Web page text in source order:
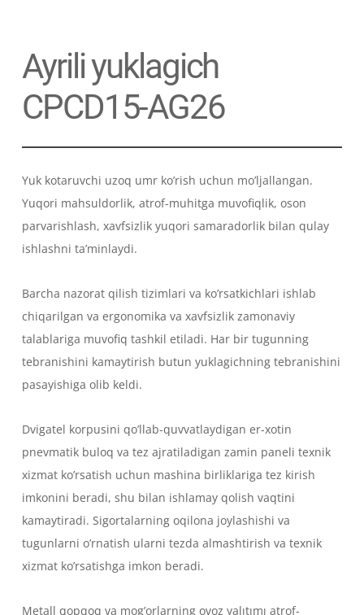
Ayrili yuklagich
CPCD15-AG26
Yuk kotaruvchi uzoq umr ko’rish uchun mo’ljallangan.
Yuqori mahsuldorlik, atrof-muhitga muvofiqlik, oson
parvarishlash, xavfsizlik yuqori samaradorlik bilan qulay
ishlashni ta’minlaydi.
Barcha nazorat qilish tizimlari va ko’rsatkichlari ishlab
chiqarilgan va ergonomika va xavfsizlik zamonaviy
talablariga muvofiq tashkil etiladi. Har bir tugunning
tebranishini kamaytirish butun yuklagichning tebranishini
pasayishiga olib keldi.
Dvigatel korpusini qo’llab-quvvatlaydigan er-xotin
pnevmatik buloq va tez ajratiladigan zamin paneli texnik
xizmat ko’rsatish uchun mashina birliklariga tez kirish
imkonini beradi, shu bilan ishlamay qolish vaqtini
kamaytiradi. Sigortalarning oqilona joylashishi va
tugunlarni o’rnatish ularni tezda almashtirish va texnik
xizmat ko’rsatishga imkon beradi.
Metall qopqoq va mog’orlarning ovoz yalıtımı atrof-